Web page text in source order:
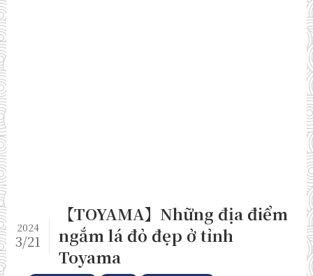
【TOYAMA】Những địa điểm
ngắm lá đỏ đẹp ở tỉnh
Toyama
2024
3/21